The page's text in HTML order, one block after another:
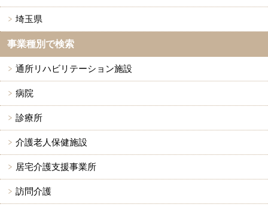
埼玉県
事業種別で検索
通所リハビリテーション施設
病院
診療所
介護老人保健施設
居宅介護支援事業所
訪問介護